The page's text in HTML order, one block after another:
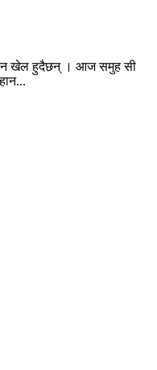
खेल हुदैछन् । आज समुह सी